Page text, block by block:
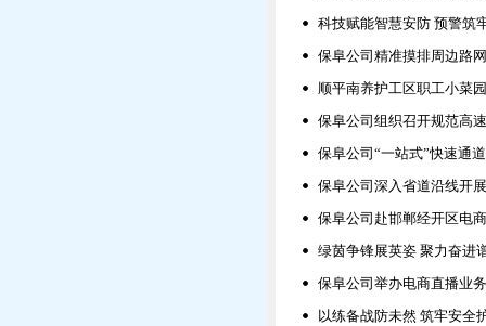
科技赋能智慧安防 预警筑
保阜公司精准摸排周边路
顺平南养护工区职工小菜
保阜公司组织召开规范高
保阜公司“一站式”快速通
保阜公司深入省道沿线开
保阜公司赴邯郸经开区电
绿茵争锋展英姿 聚力奋
保阜公司举办电商直播业
以练备战防未然 筑牢安全